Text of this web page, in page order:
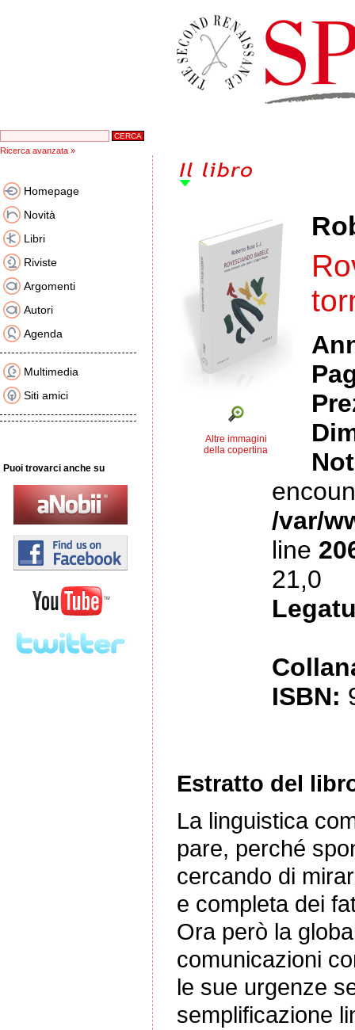
Ricerca avanzata »
Homepage
Novità
Libri
Riviste
Argomenti
Autori
Agenda
Multimedia
Siti amici
Puoi trovarci anche su
Altre immagini
della copertina
/var/
line
21,0
ISBN:
Estratto del
La linguistica
pare, perché
cercando di
e completa dei
Ora però la
comunicazioni
le sue urgenze
semplificazione